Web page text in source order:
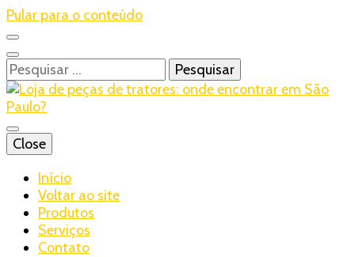
Pular para o conteúdo
Pesquisar
por:
Realtrac
Blog – Realtrac
Close
Início
Voltar ao site
Produtos
Serviços
Contato